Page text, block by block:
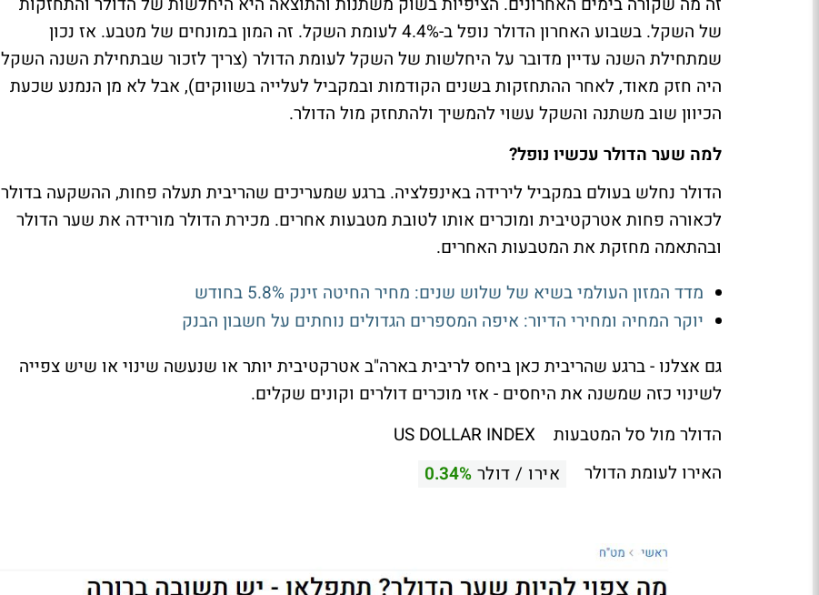
של השקל. בשבוע האחרון הדולר נופל ב-4.4% לעומת השקל. זה המון במונחים של מטבע. אז נכון
שמתחילת השנה עדיין מדובר על היחלשות של השקל לעומת הדולר (צריך לזכור שבתחילת השנה השקל
היה חזק מאוד, לאחר ההתחזקות בשנים הקודמות ובמקביל לעלייה בשווקים), אבל לא מן הנמנע שכעת
הכיוון שוב משתנה והשקל עשוי להמשיך ולהתחזק מול הדולר.
למה שער הדולר עכשיו נופל?
הדולר נחלש בעולם במקביל לירידה באינפלציה. ברגע שמעריכים שהריבית תעלה פחות, ההשקעה בדולר
לכאורה פחות אטרקטיבית ומוכרים אותו לטובת מטבעות אחרים. מכירת הדולר מורידה את שער הדולר
ובהתאמה מחזקת את המטבעות האחרים.
מדד המזון העולמי בשיא של שלוש שנים: מחיר החיטה זינק 5.8% בחודש
יוקר המחיה ומחירי הדיור: איפה המספרים הגדולים נוחתים על חשבון הבנק
גם אצלנו - ברגע שהריבית כאן ביחס לריבית בארה"ב אטרקטיבית יותר או שנעשה שינוי או שיש צפייה
לשינוי כזה שמשנה את היחסים - אזי מוכרים דולרים וקונים שקלים.
הדולר מול סל המטבעות US DOLLAR INDEX
האירו לעומת הדולר
אירו / דולר 0.34%